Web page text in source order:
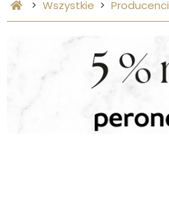
Wszystkie Producenci